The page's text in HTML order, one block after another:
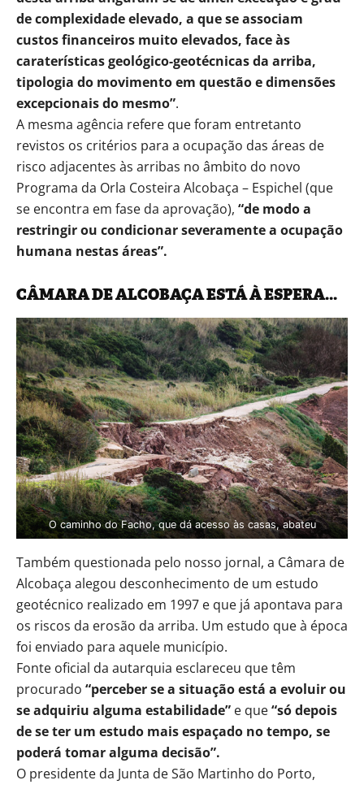
de complexidade elevado, a que se associam
custos financeiros muito elevados, face às
caraterísticas geológico-geotécnicas da arriba,
tipologia do movimento em questão e dimensões
excepcionais do mesmo”.
A mesma agência refere que foram entretanto
revistos os critérios para a ocupação das áreas de
risco adjacentes às arribas no âmbito do novo
Programa da Orla Costeira Alcobaça – Espichel (que
se encontra em fase da aprovação), “de modo a
restringir ou condicionar severamente a ocupação
humana nestas áreas”.
CÂMARA DE ALCOBAÇA ESTÁ À ESPERA…
O caminho do Facho, que dá acesso às casas, abateu
Também questionada pelo nosso jornal, a Câmara de
Alcobaça alegou desconhecimento de um estudo
geotécnico realizado em 1997 e que já apontava para
os riscos da erosão da arriba. Um estudo que à época
foi enviado para aquele município.
Fonte oficial da autarquia esclareceu que têm
procurado “perceber se a situação está a evoluir ou
se adquiriu alguma estabilidade” e que“só depois
de se ter um estudo mais espaçado no tempo, se
poderá tomar alguma decisão”.
O presidente da Junta de São Martinho do Porto,